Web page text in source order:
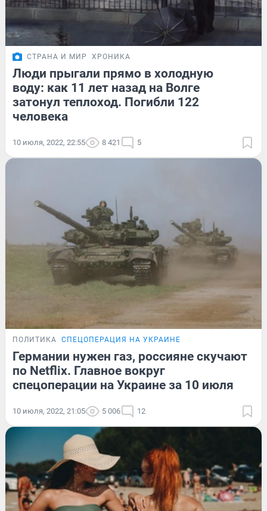
СТРАНА И МИР ХРОНИКА
Люди прыгали прямо в холодную
воду: как 11 лет назад на Волге
затонул теплоход. Погибли 122
человека
10 июля, 2022, 22:55 8 421 5
ПОЛИТИКА СПЕЦОПЕРАЦИЯ НА УКРАИНЕ
Германии нужен газ, россияне скучают
по Netflix. Главное вокруг
спецоперации на Украине за 10 июля
10 июля, 2022, 21:05 5 006 12